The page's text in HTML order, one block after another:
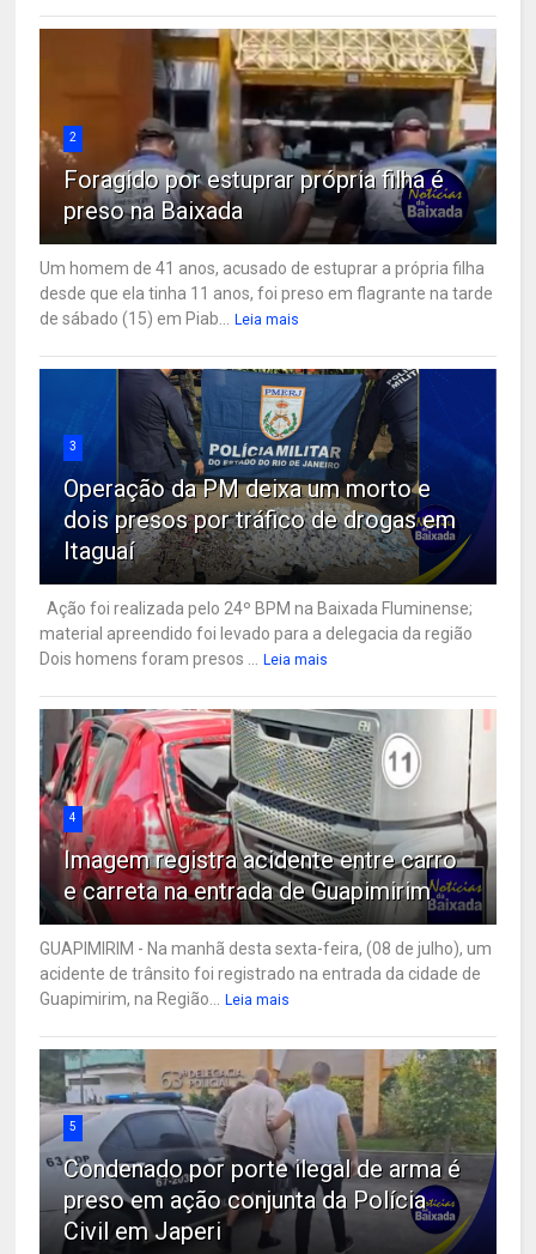
2
Foragido por estuprar própria filha é
preso na Baixada
Um homem de 41 anos, acusado de estuprar a própria filha
desde que ela tinha 11 anos, foi preso em flagrante na tarde
de sábado (15) em Piab...
Leia mais
3
Operação da PM deixa um morto e
dois presos por tráfico de drogas em
Itaguaí
Ação foi realizada pelo 24º BPM na Baixada Fluminense;
material apreendido foi levado para a delegacia da região
Dois homens foram presos ...
Leia mais
4
Imagem registra acidente entre carro
e carreta na entrada de Guapimirim
GUAPIMIRIM - Na manhã desta sexta-feira, (08 de julho), um
acidente de trânsito foi registrado na entrada da cidade de
Guapimirim, na Região...
Leia mais
5
Condenado por porte ilegal de arma é
preso em ação conjunta da Polícia
Civil em Japeri